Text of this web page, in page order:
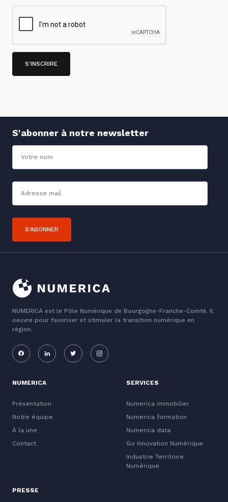
S'abonner à notre newsletter
S'ABONNER
NUMERICA est le Pôle Numérique de Bourgogne-Franche-Comté. Il
oeuvre pour favoriser et stimuler la transition numérique en
région.
NUMERICA
Présentation
Notre équipe
À la une
Contact
SERVICES
Numerica immobilier
Numerica formation
Numerica data
Go Innovation Numérique
Industrie Territoire
Numérique
PRESSE